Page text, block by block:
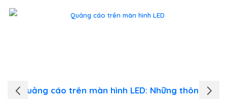
Quảng cáo trên màn hình LED: Những thông tin